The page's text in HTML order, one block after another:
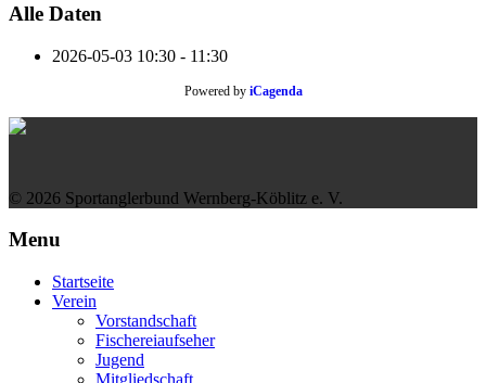
Alle Daten
2026-05-03 10:30 - 11:30
Powered by iCagenda
© 2026 Sportanglerbund Wernberg-Köblitz e. V.
Menu
Startseite
Verein
Vorstandschaft
Fischereiaufseher
Jugend